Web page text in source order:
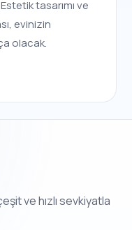
tasarımı ve
evinizin
olacak.
ve hızlı sevkiyatla